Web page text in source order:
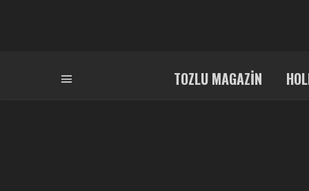
TOZLU MAGAZIN